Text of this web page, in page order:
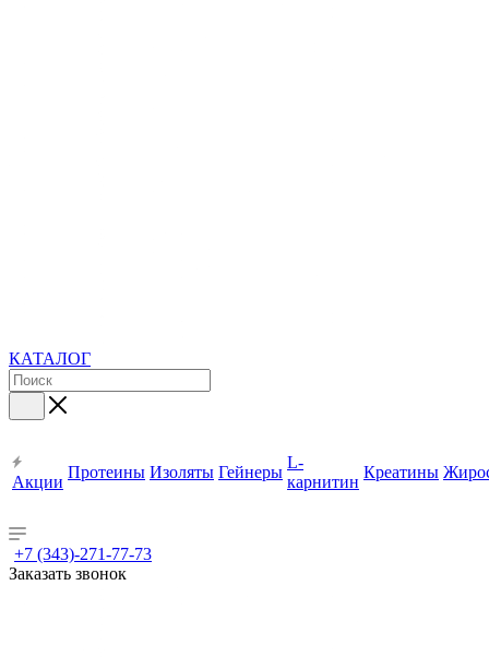
КАТАЛОГ
Акции
Протеины Изоляты Гейнеры
L-
карнитин
Креатины
+7 (343)-271-77-73
Заказать звонок